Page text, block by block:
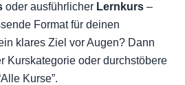
oder ausführlicher Lernkurs –
Format für deinen
klares Ziel vor Augen? Dann
Kurskategorie oder durchstöbere
Kurse”.